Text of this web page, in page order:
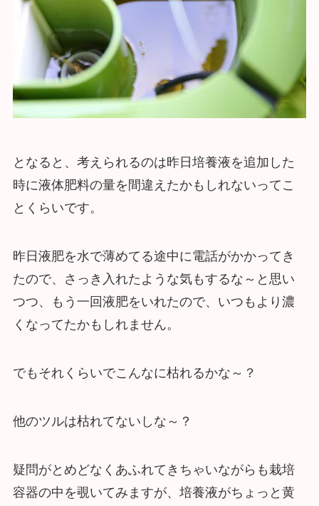
となると、考えられるのは昨日培養液を追加した
時に液体肥料の量を間違えたかもしれないってこ
とくらいです。
昨日液肥を水で薄めてる途中に電話がかかってき
たので、さっき入れたような気もするな～と思い
つつ、もう一回液肥をいれたので、いつもより濃
くなってたかもしれません。
でもそれくらいでこんなに枯れるかな～？
他のツルは枯れてないしな～？
疑問がとめどなくあふれてきちゃいながらも栽培
容器の中を覗いてみますが、培養液がちょっと黄